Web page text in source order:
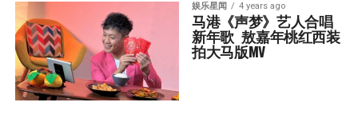
娱乐星闻 4 years ago
马港《声梦》艺人合唱
新年歌  敖嘉年桃红西装
拍大马版MV